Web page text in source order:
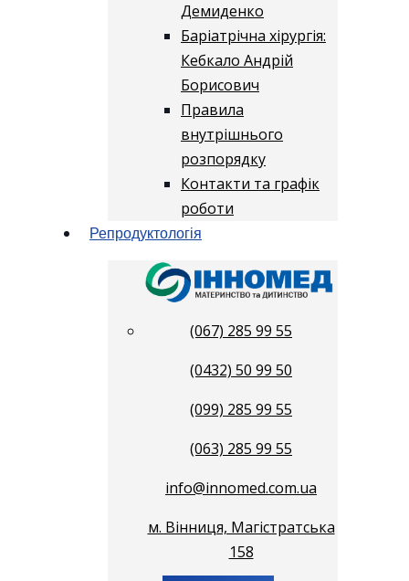
Демиденко
Баріатрічна хірургія:
Кебкало Андрій
Борисович
Правила
внутрішнього
розпорядку
Контакти та графік
роботи
Репродуктологія
(067) 285 99 55
(0432) 50 99 50
(099) 285 99 55
(063) 285 99 55
info@innomed.com.ua
м. Вінниця, Магістратська
158